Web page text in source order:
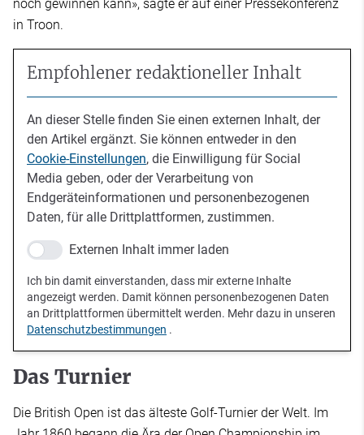
noch gewinnen kann», sagte er auf einer Pressekonferenz
in Troon.
Empfohlener redaktioneller Inhalt
An dieser Stelle finden Sie einen externen Inhalt, der
den Artikel ergänzt. Sie können entweder in den
Cookie-Einstellungen, die Einwilligung für Social
Media geben, oder der Verarbeitung von
Endgeräteinformationen und personenbezogenen
Daten, für alle Drittplattformen, zustimmen.
Externen Inhalt immer laden
Ich bin damit einverstanden, dass mir externe Inhalte
angezeigt werden. Damit können personenbezogenen Daten
an Drittplattformen übermittelt werden. Mehr dazu in unseren
Datenschutzbestimmungen .
Das Turnier
Die British Open ist das älteste Golf-Turnier der Welt. Im